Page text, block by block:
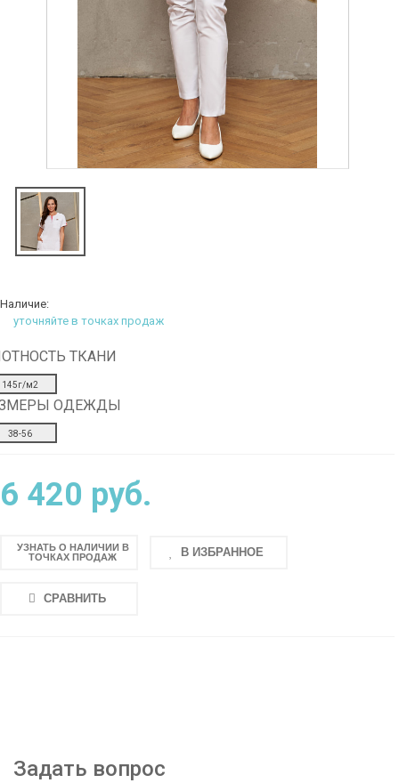
Наличие:
уточняйте в точках продаж
ТКАНИ
145г/м2
ОДЕЖДЫ
38-56
6 420 руб.
УЗНАТЬ О НАЛИЧИИ В
ТОЧКАХ ПРОДАЖ
В ИЗБРАННОЕ
СРАВНИТЬ
Задать вопрос